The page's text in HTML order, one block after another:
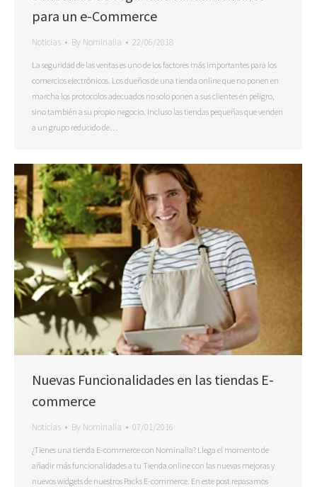
para un e-Commerce
Noticias By Nominalia 22/06/2018
La seguridad de las ventas es uno de los factores más importantes para los
comercios electrónicos. Los dueños de una tienda online que no ponen en
marcha los protocolos adecuados no solo ponen a sus clientes en peligro,
sino también a su propio negocio. Incluso las tiendas pequeñas que venden
a un grupo reducido de…
Nuevas Funcionalidades en las tiendas E-
commerce
Noticias By Nominalia 07/01/2016
¿Tienes una tienda E-commerce con Nominalia? Llega el momento de
añadir más funcionalidades a tu Tienda online con las nuevas mejoras y
nuevos widgets de nuestros Packs E-commerce. En este post repasamos